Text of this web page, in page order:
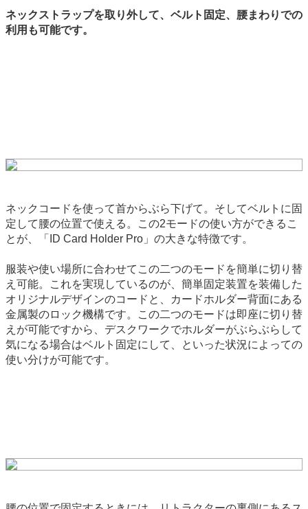
ネックストラップを取り外して、ベルト固定、腰まわりでの
利用も可能です。
ネックコードを使って首からぶら下げて。そしてベルトに固
定して腰の位置で使える。この2モードの使い方ができるこ
とが、「ID Card Holder Pro」の大きな特徴です。
服装や使い場所に合わせてこの二つのモードを簡単に切り替
え可能。これを実現しているのが、簡単固定装置を装備した
オリジナルデザインのコードと、カードホルダー背面にある
金属製のロック機構です。この二つのモードは即座に切り替
えが可能ですから、デスクワークでホルダーがぶらぶらして
気になる場合はベルト固定にして、といった状況によっての
使い分けが可能です。